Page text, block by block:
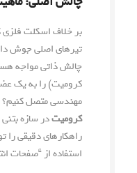
بر خلاف اسکلت فلزی
تیرهای اصلی جوش
چالش ذاتی مواجه
کرومیت) را به یک
مهندسی متصل کنیم؟
کرومیتدر سازه
راهکارهای دقیقی را
استفاده از “صفحات